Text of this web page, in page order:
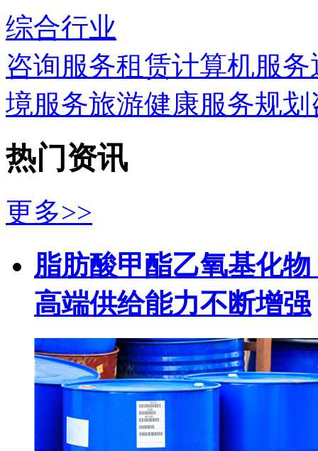
综合行业
咨询服务租赁计算机服务
境服务旅游健康服务规划
热门资讯
更多>>
脂肪酸甲酯乙氧基化
高端供给能力不断增强